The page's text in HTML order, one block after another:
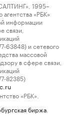
1995–
«РБК»
информации
связи,
63848) и сетевого
массовой
в сфере связи,
82385)
«РБК».
биржа